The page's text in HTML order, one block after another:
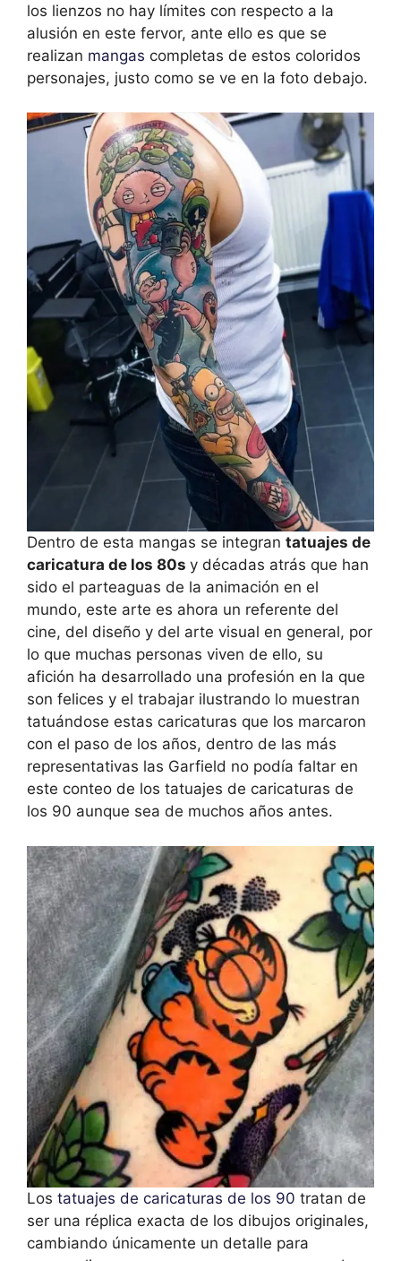
los lienzos no hay límites con respecto a la
alusión en este fervor, ante ello es que se
realizan mangas completas de estos coloridos
personajes, justo como se ve en la foto debajo.
Dentro de esta mangas se integran tatuajes de
caricatura de los 80s y décadas atrás que han
sido el parteaguas de la animación en el
mundo, este arte es ahora un referente del
cine, del diseño y del arte visual en general, por
lo que muchas personas viven de ello, su
afición ha desarrollado una profesión en la que
son felices y el trabajar ilustrando lo muestran
tatuándose estas caricaturas que los marcaron
con el paso de los años, dentro de las más
representativas las Garfield no podía faltar en
este conteo de los tatuajes de caricaturas de
los 90 aunque sea de muchos años antes.
Los tatuajes de caricaturas de los 90 tratan de
ser una réplica exacta de los dibujos originales,
cambiando únicamente un detalle para